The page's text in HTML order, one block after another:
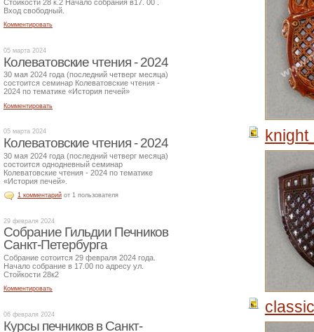
Стойкости 28 к.2 Начало собрания в17. 00 .
Вход свободный.
Комментировать
05 марта 2024
Колеватовские чтения - 2024
30 мая 2024 года (последний четверг месяца)
состоится семинар Колеватовские чтения -
2024 по тематике «История печей»
Комментировать
05 марта 2024
Колеватовские чтения - 2024
30 мая 2024 года (последний четверг месяца)
состоится однодневный семинар
Колеватовские чтения - 2024 по тематике
«История печей».
1 комментарий от 1 пользователя
29 февраля 2024
Собрание Гильдии Печников
Санкт-Петербурга
Собрание сотоится 29 февраля 2024 года.
Начало собрание в 17.00 по адресу ул.
Стойкости 28к2
Комментировать
06 февраля 2024
Курсы печников в Санкт-